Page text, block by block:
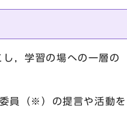
，学習の場への一層の
員（※）の提言や活動を